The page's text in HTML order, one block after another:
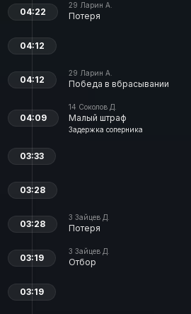
29 Ларин А.
Потеря
04:22
04:12
29 Ларин А.
Победа в вбрасывании
04:12
14 Соколов Д.
Малый штраф
Задержка соперника
04:09
03:33
03:28
3 Зайцев Д.
Потеря
03:28
3 Зайцев Д.
Отбор
03:19
03:19